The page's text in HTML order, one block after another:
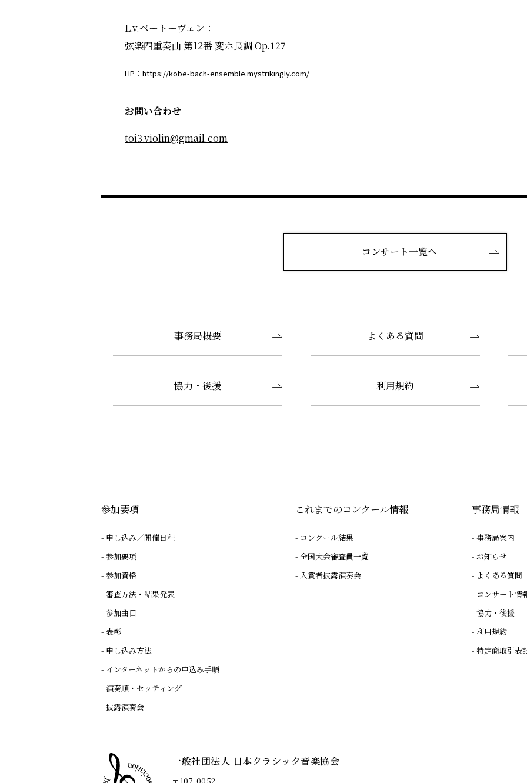
L.v.ベートーヴェン：
弦楽四重奏曲 第12番 変ホ長調 Op.127
HP：https://kobe-bach-ensemble.mystrikingly.com/
お問い合わせ
toi3.violin@gmail.com
コンサート一覧へ
事務局概要 よくある質問
協力・後援 利用規約
参加要項
申し込み／開催日程
参加要項
参加資格
審査方法・結果発表
参加曲目
表彰
申し込み方法
インターネットからの申込み手順
演奏順・セッティング
披露演奏会
これまでのコンクール情報
コンクール結果
全国大会審査員一覧
入賞者披露演奏会
事務局情報
事務局案内
お知らせ
よくある質問
コンサート情
協力・後援
利用規約
特定商取引表
一般社団法人 日本クラシック音楽協会